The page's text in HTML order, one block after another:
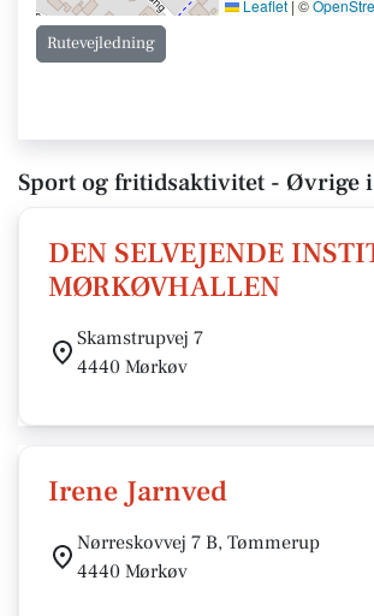
Leaflet | ©
Rutevejledning
Sport og fritidsaktivitet - Øvrige
DEN SELVEJENDE
MØRKØVHALLEN
Skamstrupvej 7
4440 Mørkøv
Irene Jarnved
Nørreskovvej 7 B, Tømmerup
4440 Mørkøv